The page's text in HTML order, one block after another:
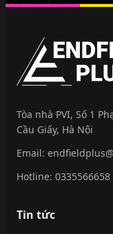
EndfieldPlus
Tòa nhà PVI, Số 1
Cầu Giấy, Hà Nội
Email:
Hotline: 0335566658
Tin tức